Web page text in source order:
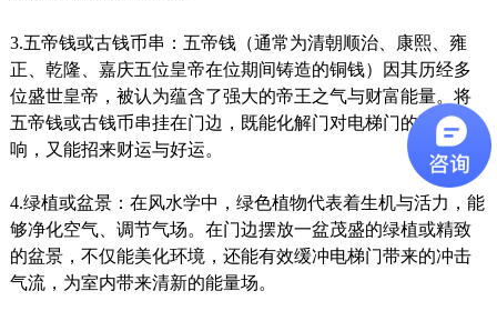
3.五帝钱或古钱币串：五帝钱（通常为清朝顺治、康熙、雍
正、乾隆、嘉庆五位皇帝在位期间铸造的铜钱）因其历经多
位盛世皇帝，被认为蕴含了强大的帝王之气与财富能量。将
五帝钱或古钱币串挂在门边，既能化解门对电梯门的不利影
响，又能招来财运与好运。
4.绿植或盆景：在风水学中，绿色植物代表着生机与活力，能
够净化空气、调节气场。在门边摆放一盆茂盛的绿植或精致
的盆景，不仅能美化环境，还能有效缓冲电梯门带来的冲击
气流，为室内带来清新的能量场。